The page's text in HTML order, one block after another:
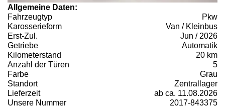
Allgemeine Daten:
Fahrzeugtyp
Pkw
Karosserieform
Van / Kleinbus
Erst-Zul.
Jun / 2026
Getriebe
Automatik
Kilometerstand
20 km
Anzahl der Türen
5
Farbe
Grau
Standort
Zentrallager
Lieferzeit
ab ca. 11.08.2026
Unsere Nummer
2017-843375